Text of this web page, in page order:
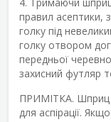
правил асептики,
голку під
голку отвором
передньої
захисний футляр
ПРИМІТКА. Шприц
для аспірації.